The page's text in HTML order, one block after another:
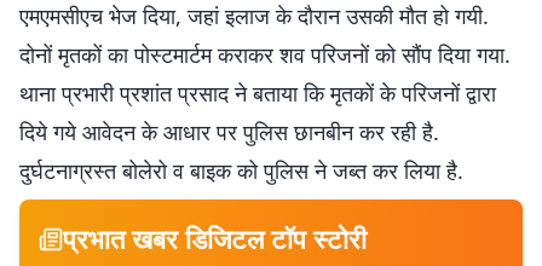
एमएमसीएच भेज दिया, जहां इलाज के दौरान उसकी मौत हो गयी.
दोनों मृतकों का पोस्टमार्टम कराकर शव परिजनों को सौंप दिया गया.
थाना प्रभारी प्रशांत प्रसाद ने बताया कि मृतकों के परिजनों द्वारा
दिये गये आवेदन के आधार पर पुलिस छानबीन कर रही है.
दुर्घटनाग्रस्त बोलेरो व बाइक को पुलिस ने जब्त कर लिया है.
प्रभात खबर डिजिटल टॉप स्टोरी